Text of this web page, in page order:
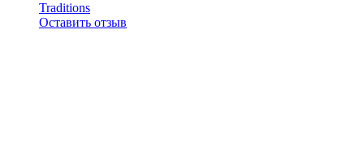
Traditions
Оставить отзыв